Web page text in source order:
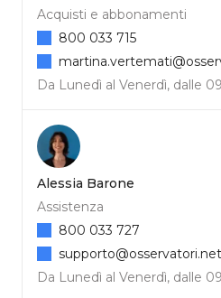
Acquisti e abbonamenti
Da Lunedì al Venerdì, dalle
800 033 715
Alessia Barone
Assistenza
Da Lunedì al Venerdì, dalle
800 033 727
supporto@osservatori.net